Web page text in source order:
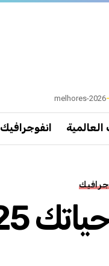
melhores-2026
العالمية انفوجرافيك
2025: